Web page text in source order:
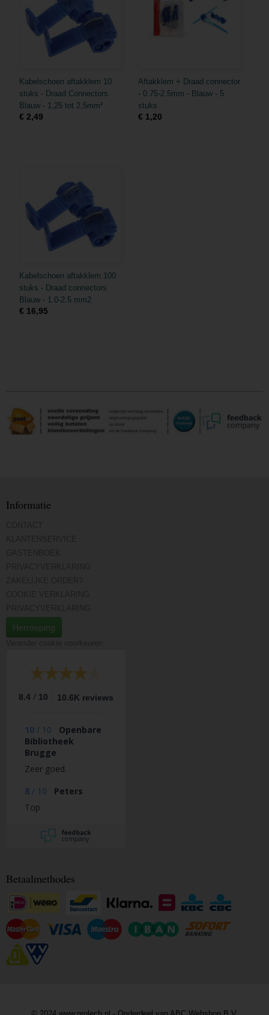
Kabelschoen aftakklem 10
stuks - Draad Connectors
Blauw - 1,25 tot 2,5mm²
€ 2,49
Aftakklem + Draad connector
- 0.75-2.5mm - Blauw - 5
stuks
€ 1,20
Kabelschoen aftakklem 100
stuks - Draad connectors
Blauw - 1.0-2.5 mm2
€ 16,95
Informatie
Herroeping
8.4 / 10 10.6K reviews
10 / 10
Openbare
Bibliotheek
Brugge
Zeer goed.
8 / 10
Peters
Top
Betaalmethodes